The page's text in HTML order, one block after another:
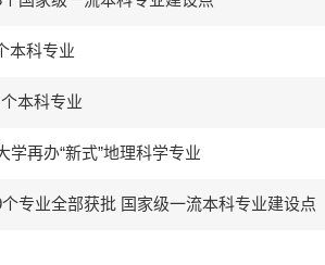
本科专业
本科专业
学再办“新式”地理科学专业
专业全部获批 国家级一流本科专业建设点